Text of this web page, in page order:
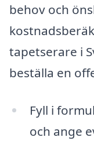
behov och
tapetserare i
beställa en
Fyll i
och ange